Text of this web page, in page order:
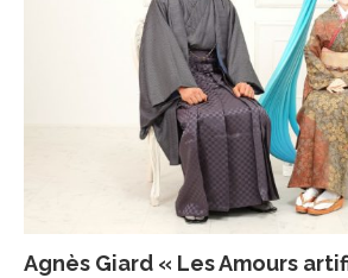
Agnès Giard « Les Amours